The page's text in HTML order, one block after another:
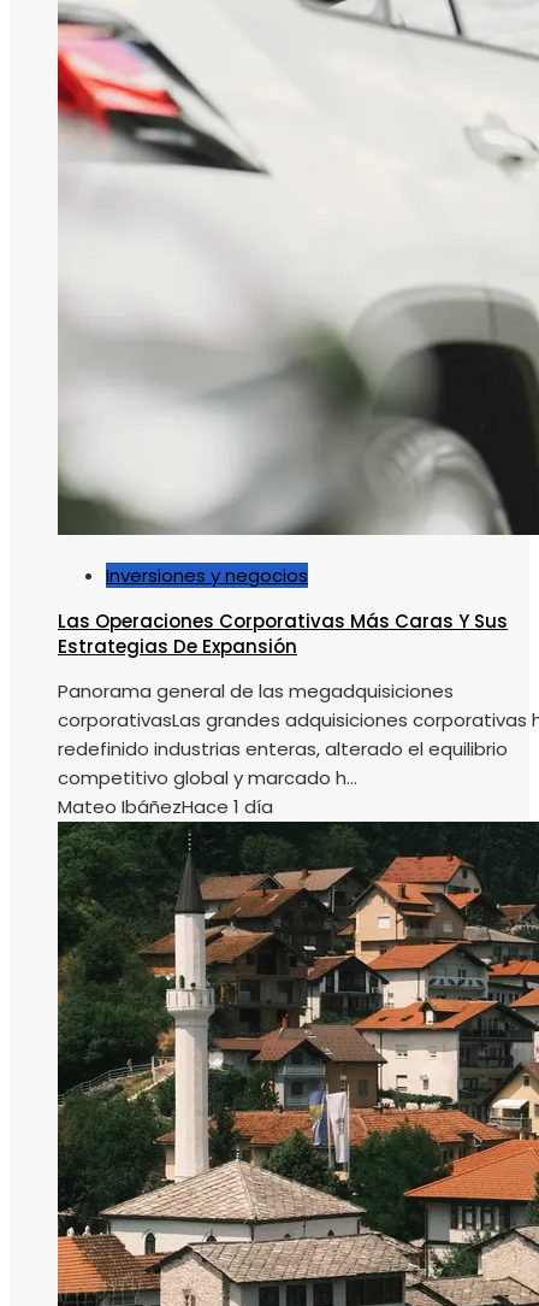
Inversiones y negocios
Las Operaciones Corporativas Más Caras Y Sus
Estrategias De Expansión
Panorama general de las megadquisiciones
corporativasLas grandes adquisiciones corporativas
redefinido industrias enteras, alterado el equilibrio
competitivo global y marcado h...
Mateo IbáñezHace 1 día